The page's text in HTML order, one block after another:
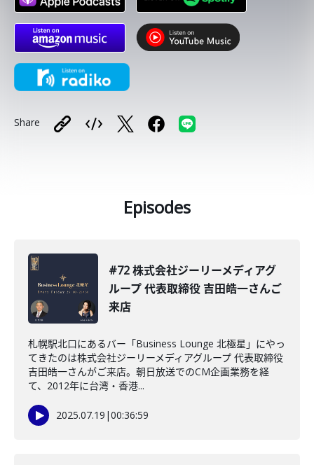
Share
Episodes
#72 株式会社ジーリーメディアグ
ループ 代表取締役 吉田皓一さんご
来店
札幌駅北口にあるバー「Business Lounge 北極星」にやっ
てきたのは株式会社ジーリーメディアグループ 代表取締役
吉田皓一さんがご来店。朝日放送でのCM企画業務を経
て、2012年に台湾・香港...
2025.07.19 |00:36:59